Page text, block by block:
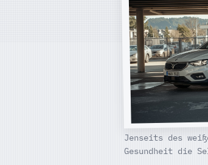
Jenseits des
Gesundheit die